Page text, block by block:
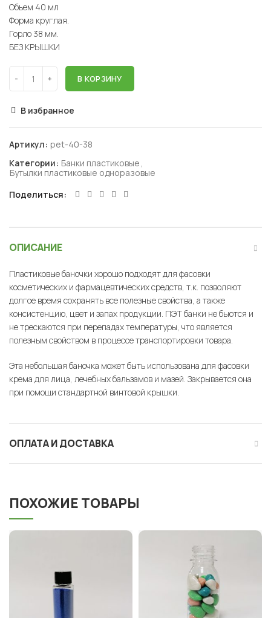
Объем 40 мл
Форма круглая.
Горло 38 мм.
БЕЗ КРЫШКИ
В КОРЗИНУ
В избранное
Артикул: pet-40-38
Категории: Банки пластиковые ,
Бутылки пластиковые одноразовые
Поделиться
ОПИСАНИЕ
Пластиковые баночки хорошо подходят для фасовки
косметических и фармацевтических средств, т.к. позволяют
долгое время сохранять все полезные свойства, а также
консистенцию, цвет и запах продукции. ПЭТ банки не бьются и
не трескаются при перепадах температуры, что является
полезным свойством в процессе транспортировки товара.
Эта небольшая баночка может быть использована для фасовки
крема для лица, лечебных бальзамов и мазей. Закрывается она
при помощи стандартной винтовой крышки.
ОПЛАТА И ДОСТАВКА
ПОХОЖИЕ ТОВАРЫ